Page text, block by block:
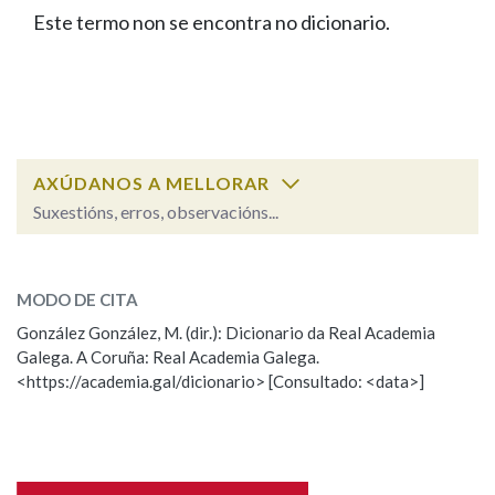
FIGURAS HOMENAXEADAS
PORTAL DAS PALABRAS
Facebook
TwitterYoutubeInstagram
Bluesky
BUSCAR NOS LEMAS
Remata por
BUSCAR NO CONTIDO
Nas definicións
Este termo non se encontra no dicionario.
AXÚDANOS A MELLORAR
Suxestións, erros, observacións...
Observación
Nome
MODO DE CITA
González González, M. (dir.): Dicionario da Real Academia
Galega. A Coruña: Real Academia Galega.
<https://academia.gal/dicionario> [Consultado: <data>]